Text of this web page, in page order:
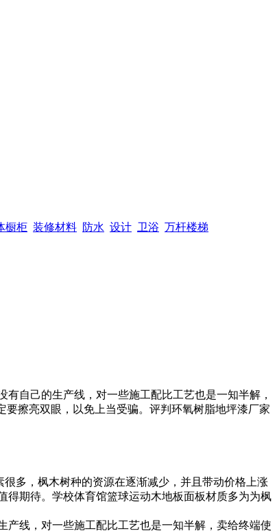
橱柜 装修材料 防水 设计 卫浴 万杆楼梯
自己的生产线，对一些施工配比工艺也是一知半解，
擦亮双眼，以免上当受骗。评判环氧树脂地坪漆厂家
多，枫木树种的资源在逐渐减少，并且带动价格上涨
得期待。学校体育馆篮球运动木地板面板材质多为为枫
产线，对一些施工配比工艺也是一知半解，卖给终端使